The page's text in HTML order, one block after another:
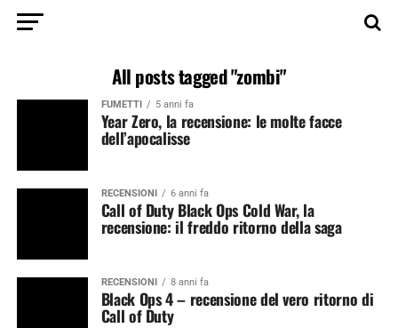
All posts tagged "zombi"
FUMETTI 5 anni fa
Year Zero, la recensione: le molte facce
dell’apocalisse
RECENSIONI 6 anni fa
Call of Duty Black Ops Cold War, la
recensione: il freddo ritorno della saga
RECENSIONI 8 anni fa
Black Ops 4 – recensione del vero ritorno di
Call of Duty